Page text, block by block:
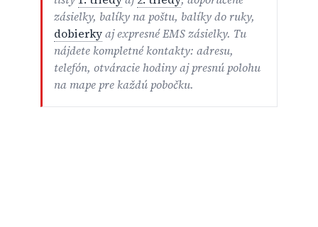
zásielky, balíky na poštu, balíky do ruky,
dobierkyaj expresné EMS zásielky. Tu
nájdete kompletné kontakty: adresu,
telefón, otváracie hodiny aj presnú polohu
na mape pre každú pobočku.